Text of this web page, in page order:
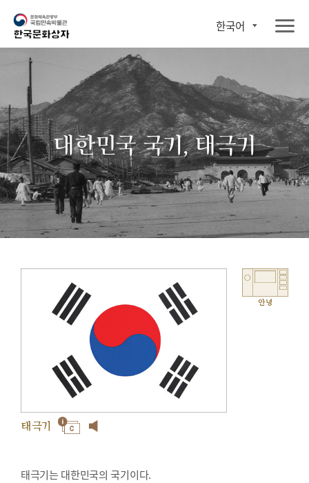
한국어
대한민국 국기, 태극기
태극기
안녕
태극기는 대한민국의 국기이다.